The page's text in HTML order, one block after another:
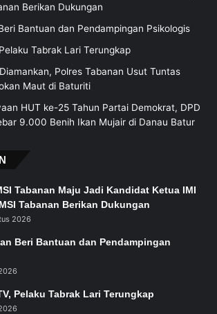
Berikan Dukungan
Bantuan dan Pendampingan Psikologis
Tabrak Lari Terungkap
Polres Tabanan Usut Tuntas
Maut di Baturiti
HUT ke-25 Tahun Partai Demokrat, DPD
9.000 Benih Ikan Mujair di Danau Batur
Tabanan Maju Jadi Kandidat Ketua IMI
Tabanan Berikan Dukungan
2026
Beri Bantuan dan Pendampingan
Pelaku Tabrak Lari Terungkap